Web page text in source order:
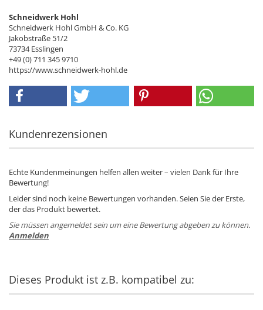
Schneidwerk Hohl
Schneidwerk Hohl GmbH & Co. KG
Jakobstraße 51/2
73734 Esslingen
+49 (0) 711 345 9710
https://www.schneidwerk-hohl.de
Kundenrezensionen
Echte Kundenmeinungen helfen allen weiter – vielen Dank für Ihre
Bewertung!
Leider sind noch keine Bewertungen vorhanden. Seien Sie der Erste,
der das Produkt bewertet.
Sie müssen angemeldet sein um eine Bewertung abgeben zu können.
Anmelden
Dieses Produkt ist z.B. kompatibel zu: